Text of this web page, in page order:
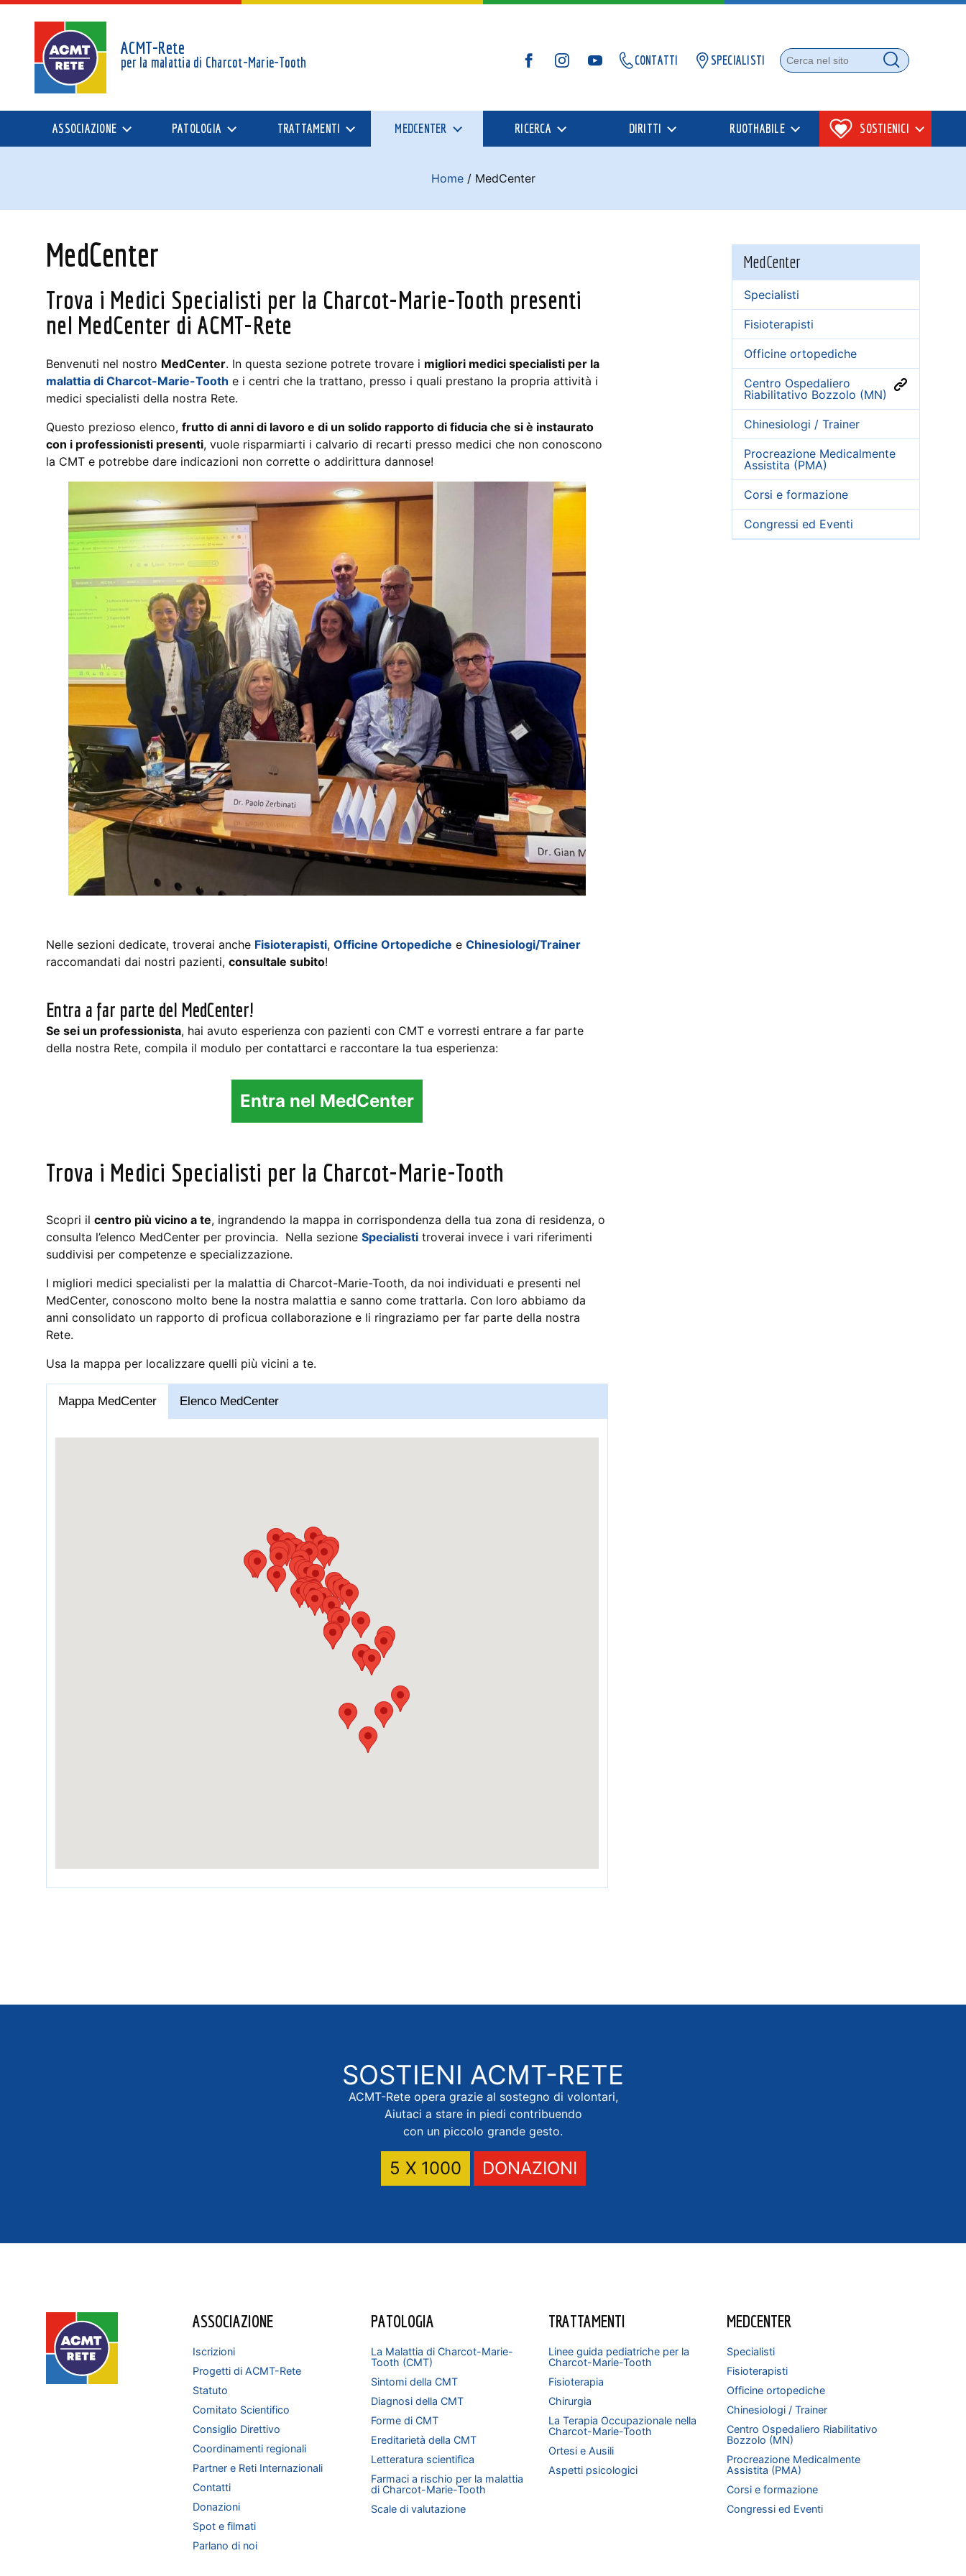
ACMT-Rete
per la malattia di Charcot-Marie-Tooth FacebookInstagramYouTube
CONTATTI SPECIALISTI
Cerca nel sito
Cerca
ASSOCIAZIONE PATOLOGIA TRATTAMENTI MEDCENTER RICERCA DIRITTI RUOTHABILE SOSTIENICI
Home/ MedCenter
MedCenter
Specialisti
Fisioterapisti
Officine ortopediche
Centro Ospedaliero
Riabilitativo Bozzolo (MN)
Chinesiologi / Trainer
Procreazione Medicalmente
Assistita (PMA)
Corsi e formazione
Congressi ed Eventi
MedCenter
Trova i Medici Specialisti per la Charcot-Marie-Tooth presenti
nel MedCenter di ACMT-Rete
Benvenuti nel nostro MedCenter. In questa sezione potrete trovare i migliori medici specialisti per la
malattia di Charcot-Marie-Tooth e i centri che la trattano, presso i quali prestano la propria attività i
medici specialisti della nostra Rete.
Questo prezioso elenco, frutto di anni di lavoro e di un solido rapporto di fiducia che si è instaurato
con i professionisti presenti, vuole risparmiarti i calvario di recarti presso medici che non conoscono
la CMT e potrebbe dare indicazioni non corrette o addirittura dannose!
Nelle sezioni dedicate, troverai anche Fisioterapisti, Officine Ortopediche e Chinesiologi/Trainer
raccomandati dai nostri pazienti, consultale subito!
Entra a far parte del MedCenter!
Se sei un professionista, hai avuto esperienza con pazienti con CMT e vorresti entrare a far parte
della nostra Rete, compila il modulo per contattarci e raccontare la tua esperienza:
Entra nel MedCenter
Trova i Medici Specialisti per la Charcot-Marie-Tooth
Scopri il centro più vicino a te, ingrandendo la mappa in corrispondenza della tua zona di residenza, o
consulta l’elenco MedCenter per provincia. Nella sezione Specialisti troverai invece i vari riferimenti
suddivisi per competenze e specializzazione.
I migliori medici specialisti per la malattia di Charcot-Marie-Tooth, da noi individuati e presenti nel
MedCenter, conoscono molto bene la nostra malattia e sanno come trattarla. Con loro abbiamo da
anni consolidato un rapporto di proficua collaborazione e li ringraziamo per far parte della nostra
Rete.
Usa la mappa per localizzare quelli più vicini a te.
Mappa MedCenter Elenco MedCenter
SOSTIENI ACMT-RETE
ACMT-Rete opera grazie al sostegno di volontari,
Aiutaci a stare in piedi contribuendo
con un piccolo grande gesto.
5 X 1000 DONAZIONI
ASSOCIAZIONE
Iscrizioni
Progetti di ACMT-Rete
Statuto
Comitato Scientifico
Consiglio Direttivo
Coordinamenti regionali
Partner e Reti Internazionali
Contatti
Donazioni
Spot e filmati
Parlano di noi
PATOLOGIA
La Malattia di Charcot-Marie-
Tooth (CMT)
Sintomi della CMT
Diagnosi della CMT
Forme di CMT
Ereditarietà della CMT
Letteratura scientifica
Farmaci a rischio per la malattia
di Charcot-Marie-Tooth
Scale di valutazione
TRATTAMENTI
Linee guida pediatriche per la
Charcot-Marie-Tooth
Fisioterapia
Chirurgia
La Terapia Occupazionale nella
Charcot-Marie-Tooth
Ortesi e Ausili
Aspetti psicologici
MEDCENTER
Specialisti
Fisioterapisti
Officine ortopediche
Chinesiologi / Trainer
Centro Ospedaliero Riabilitativo
Bozzolo (MN)
Procreazione Medicalmente
Assistita (PMA)
Corsi e formazione
Congressi ed Eventi